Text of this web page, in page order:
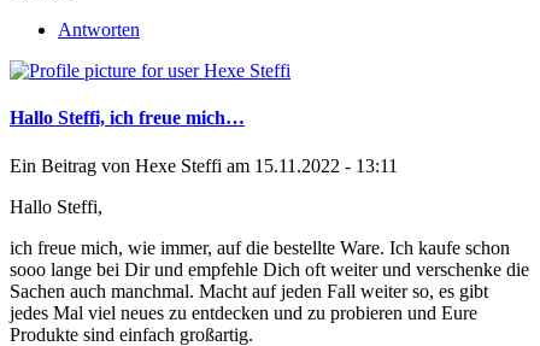
Antworten
Hallo Steffi, ich freue mich…
Ein Beitrag von Hexe Steffi am 15.11.2022 - 13:11
Hallo Steffi,
ich freue mich, wie immer, auf die bestellte Ware. Ich kaufe schon
sooo lange bei Dir und empfehle Dich oft weiter und verschenke die
Sachen auch manchmal. Macht auf jeden Fall weiter so, es gibt
jedes Mal viel neues zu entdecken und zu probieren und Eure
Produkte sind einfach großartig.